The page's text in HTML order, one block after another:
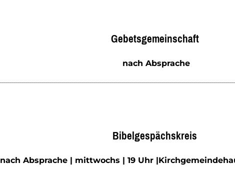
Gebetsgemeinschaft
nach Absprache
Bibelgespächskreis
nach Absprache | mittwochs | 19 Uhr